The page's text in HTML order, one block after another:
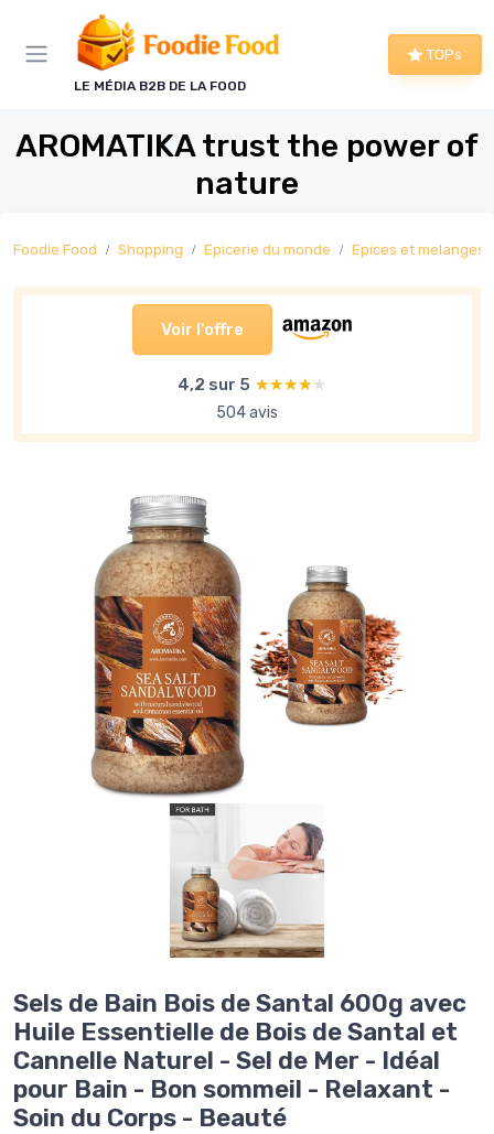
LE MÉDIA B2B DE LA FOOD
TOPs
AROMATIKA trust the power of
nature
Foodie Food Shopping Epicerie du monde Epices et melanges
Voir l'offre
4,2 sur 5 ★★★★★
★★★★★
504 avis
Sels de Bain Bois de Santal 600g avec
Huile Essentielle de Bois de Santal et
Cannelle Naturel - Sel de Mer - Idéal
pour Bain - Bon sommeil - Relaxant -
Soin du Corps - Beauté
Panneau de gestion des cookies